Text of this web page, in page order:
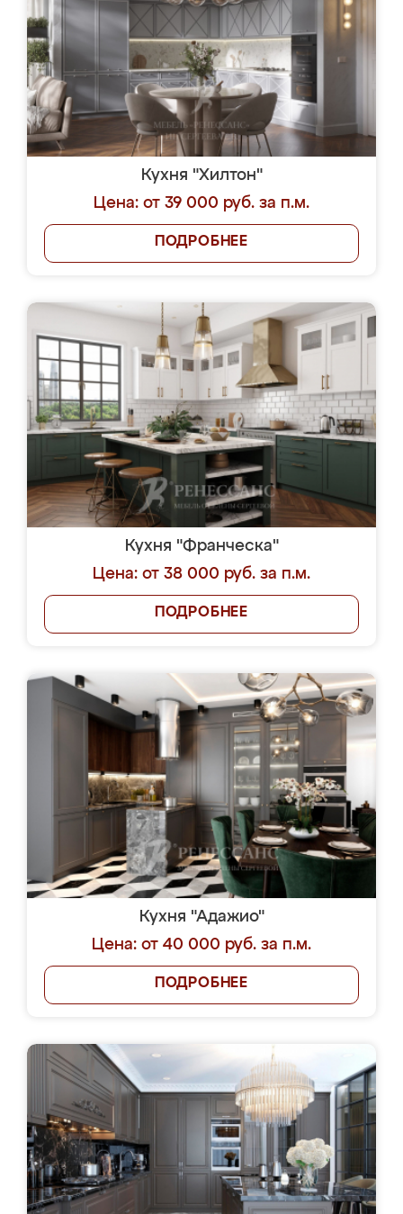
Кухня "Хилтон"
Цена: от 39 000 руб. за п.м.
ПОДРОБНЕЕ
Кухня "Франческа"
Цена: от 38 000 руб. за п.м.
ПОДРОБНЕЕ
Кухня "Адажио"
Цена: от 40 000 руб. за п.м.
ПОДРОБНЕЕ